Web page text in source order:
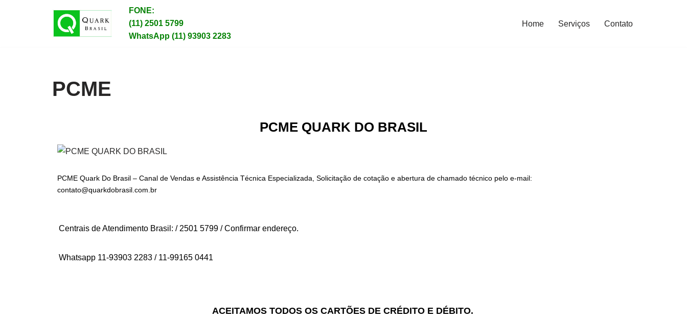
FONE:
(11) 2501 5799
WhatsApp (11) 93903 2283
Home Serviços Contato
PCME
PCME QUARK DO BRASIL
PCME Quark Do Brasil – Canal de Vendas e Assistência Técnica Especializada, Solicitação de cotação e abertura de chamado técnico pelo e-mail:
contato@quarkdobrasil.com.br
Centrais de Atendimento Brasil: / 2501 5799 / Confirmar endereço.
Whatsapp 11-93903 2283 / 11-99165 0441
ACEITAMOS TODOS OS CARTÕES DE CRÉDITO E DÉBITO.